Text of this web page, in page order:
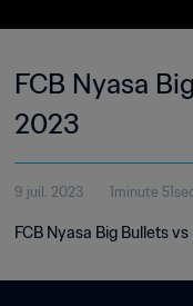
FCB Nyasa
2023
9 juil. 2023 1minute
FCB Nyasa Big Bullets